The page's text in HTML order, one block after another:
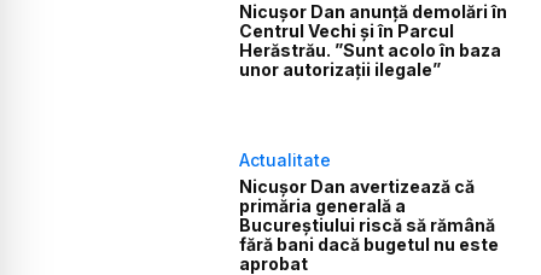
Nicușor Dan anunță demolări în
Centrul Vechi și în Parcul
Herăstrău. ”Sunt acolo în baza
unor autorizații ilegale”
Actualitate
Nicușor Dan avertizează că
primăria generală a
Bucureștiului riscă să rămână
fără bani dacă bugetul nu este
aprobat